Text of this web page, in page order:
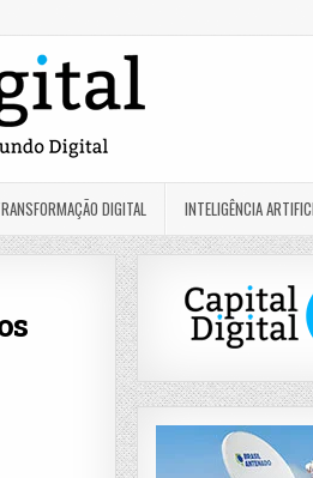
DIGITAL INTELIGÊNCIA